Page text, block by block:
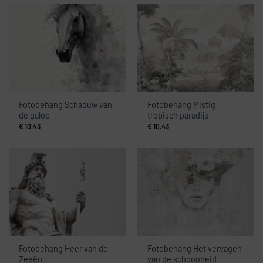
Fotobehang Schaduw van
de galop
€ 10.43
Fotobehang Mistig
tropisch paradijs
€ 10.43
Fotobehang Heer van de
Zeeën
Fotobehang Het vervagen
van de schoonheid